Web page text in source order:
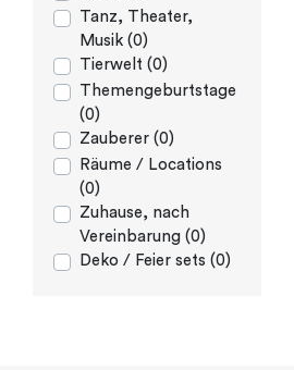
Tanz, Theater,
Musik (0)
Tierwelt (0)
Themengeburtstage
(0)
Zauberer (0)
Räume / Locations
(0)
Zuhause, nach
Vereinbarung (0)
Deko / Feier sets (0)